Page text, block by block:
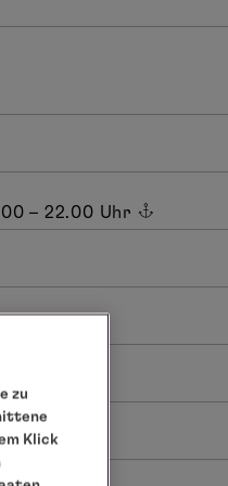
– 22.00 Uhr
Uhr
zu
Klick